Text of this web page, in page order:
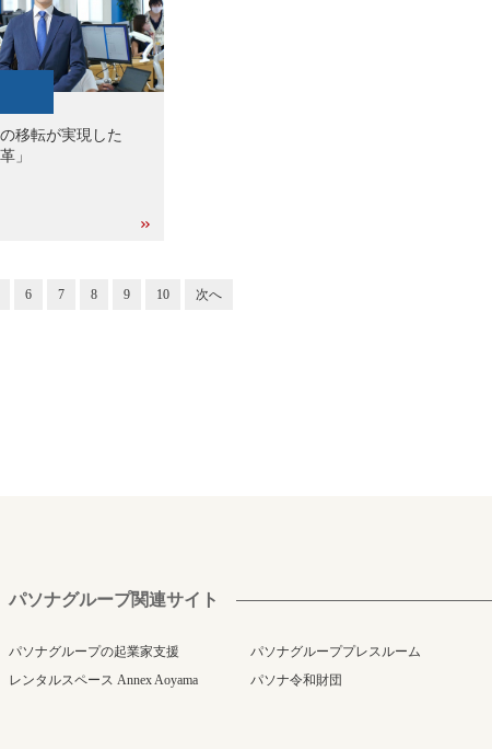
移転が実現した
」
6 7 8 9 10 次へ
パソナグループ関連サイト
パソナグループの起業家支援 パソナグループプレスルーム
レンタルスペース Annex Aoyama
パソナ令和財団